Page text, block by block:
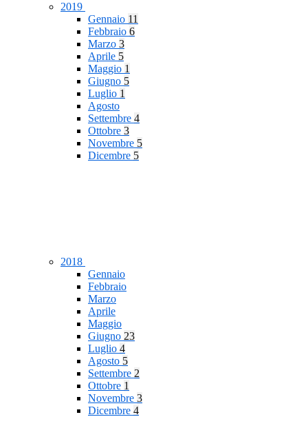
2019
Gennaio 11
Febbraio 6
Marzo 3
Aprile 5
Maggio 1
Giugno 5
Luglio 1
Agosto
Settembre 4
Ottobre 3
Novembre 5
Dicembre 5
2018
Gennaio
Febbraio
Marzo
Aprile
Maggio
Giugno 23
Luglio 4
Agosto 5
Settembre 2
Ottobre 1
Novembre 3
Dicembre 4